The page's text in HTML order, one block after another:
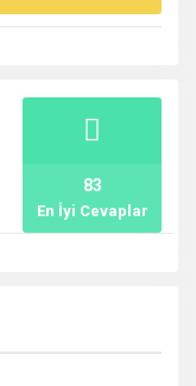
En İyi Cevaplar
83